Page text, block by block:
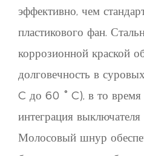
эффективно, чем
пластикового фан.
коррозионной краской
долговечность в
C до 60 ° C), в то время
интеграция
Молосовый шнур